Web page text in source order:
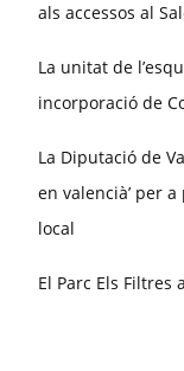
als accessos al
La unitat de
incorporació de
La Diputació de
en valencià’ per
local
El Parc Els Filtres